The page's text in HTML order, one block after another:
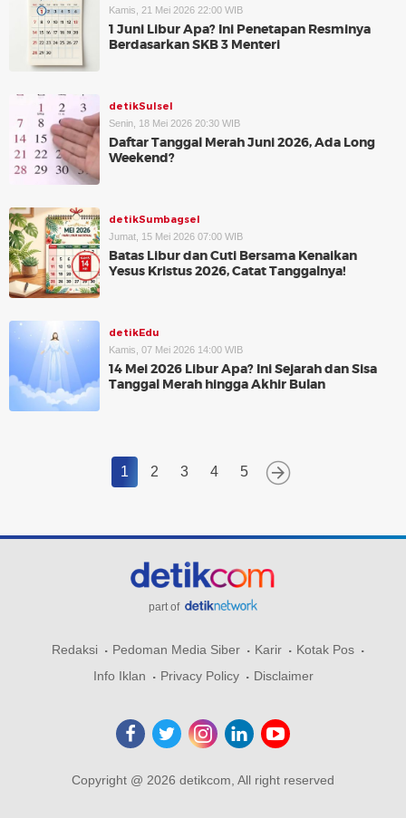
Kamis, 21 Mei 2026 22:00 WIB
1 Juni Libur Apa? Ini Penetapan Resminya
Berdasarkan SKB 3 Menteri
detikSulsel
Senin, 18 Mei 2026 20:30 WIB
Daftar Tanggal Merah Juni 2026, Ada Long
Weekend?
detikSumbagsel
Jumat, 15 Mei 2026 07:00 WIB
Batas Libur dan Cuti Bersama Kenaikan
Yesus Kristus 2026, Catat Tanggalnya!
detikEdu
Kamis, 07 Mei 2026 14:00 WIB
14 Mei 2026 Libur Apa? Ini Sejarah dan Sisa
Tanggal Merah hingga Akhir Bulan
1 2 3 4 5
part of
Redaksi Pedoman Media Siber Karir
Kotak Pos
Info Iklan
Privacy Policy Disclaimer
Copyright @ 2026 detikcom, All right reserved